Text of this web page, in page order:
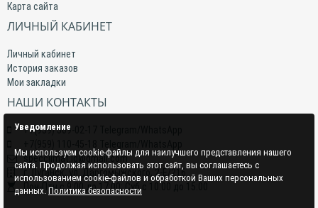
Карта сайта
ЛИЧНЫЙ КАБИНЕТ
Личный кабинет
История заказов
Мои закладки
НАШИ КОНТАКТЫ
+7(959) 509-02-17 Telegram/WhatsApp
specclimat.lg@gmail.com
г. Луганск, ул. Даргомыжского, 2-Е/216
Пон-Птн с 9:00 до 17:00; Суб с 10:00 до 15:00
Уведомление
Мы используем cookie-файлы для наилучшего представления нашего
сайта. Продолжая использовать этот сайт, вы соглашаетесь с
использованием cookie-файлов и обработкой Ваших персональных
данных. Политика безопасности